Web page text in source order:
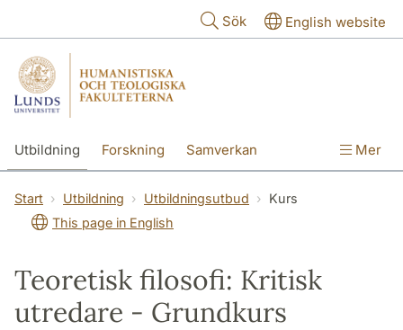
Sök English website
Utbildning Forskning Samverkan Mer
Start Utbildning Utbildningsutbud
Kurs
This page in English
Teoretisk filosofi: Kritisk
utredare - Grundkurs